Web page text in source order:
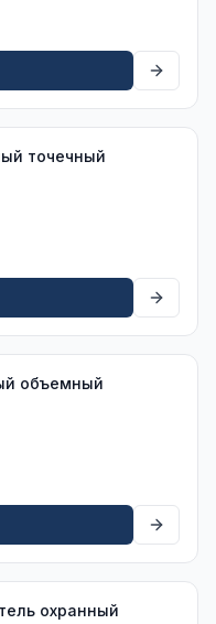
точечный
объемный
охранный